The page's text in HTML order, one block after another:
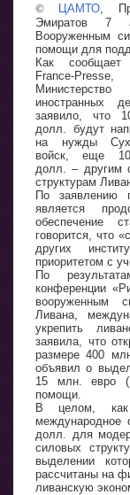
© ЦАМТО ,
Эмиратов 7
Вооруженным
помощи для
Как сообщает
France-Presse,
Министерство
иностранных
заявило, что
долл. будут
на нужды
войск, еще
долл. – другим
структурам
По заявлению
является
обеспечение
говорится, что
других
приоритетом с
По
конференции
вооруженным
Ливана,
укрепить
заявила, что
размере 400
объявил о
15 млн. евро
помощи.
В целом, как
международное
долл. для
силовых
выделении
рассчитаны на
ливанскую